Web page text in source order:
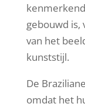
gebouwd
van het
kunststijl.
De
omdat het